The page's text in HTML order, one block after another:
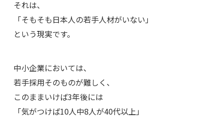
それは、
「そもそも日本人の若手人材がいない」
という現実です。
中小企業においては、
若手採用そのものが難しく、
このままいけば3年後には
「気がつけば10人中8人が40代以上」